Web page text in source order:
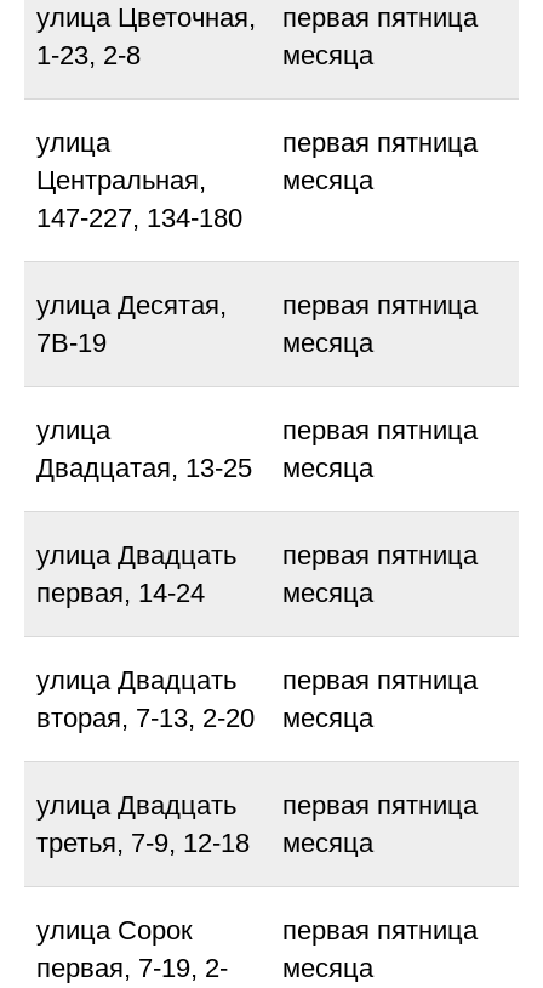
улица Цветочная,
1-23, 2-8
первая пятница
месяца
улица
Центральная,
147-227, 134-180
первая пятница
месяца
улица Десятая,
7В-19
первая пятница
месяца
улица
Двадцатая, 13-25
первая пятница
месяца
улица Двадцать
первая, 14-24
первая пятница
месяца
улица Двадцать
вторая, 7-13, 2-20
первая пятница
месяца
улица Двадцать
третья, 7-9, 12-18
первая пятница
месяца
улица Сорок
первая, 7-19, 2-
первая пятница
месяца